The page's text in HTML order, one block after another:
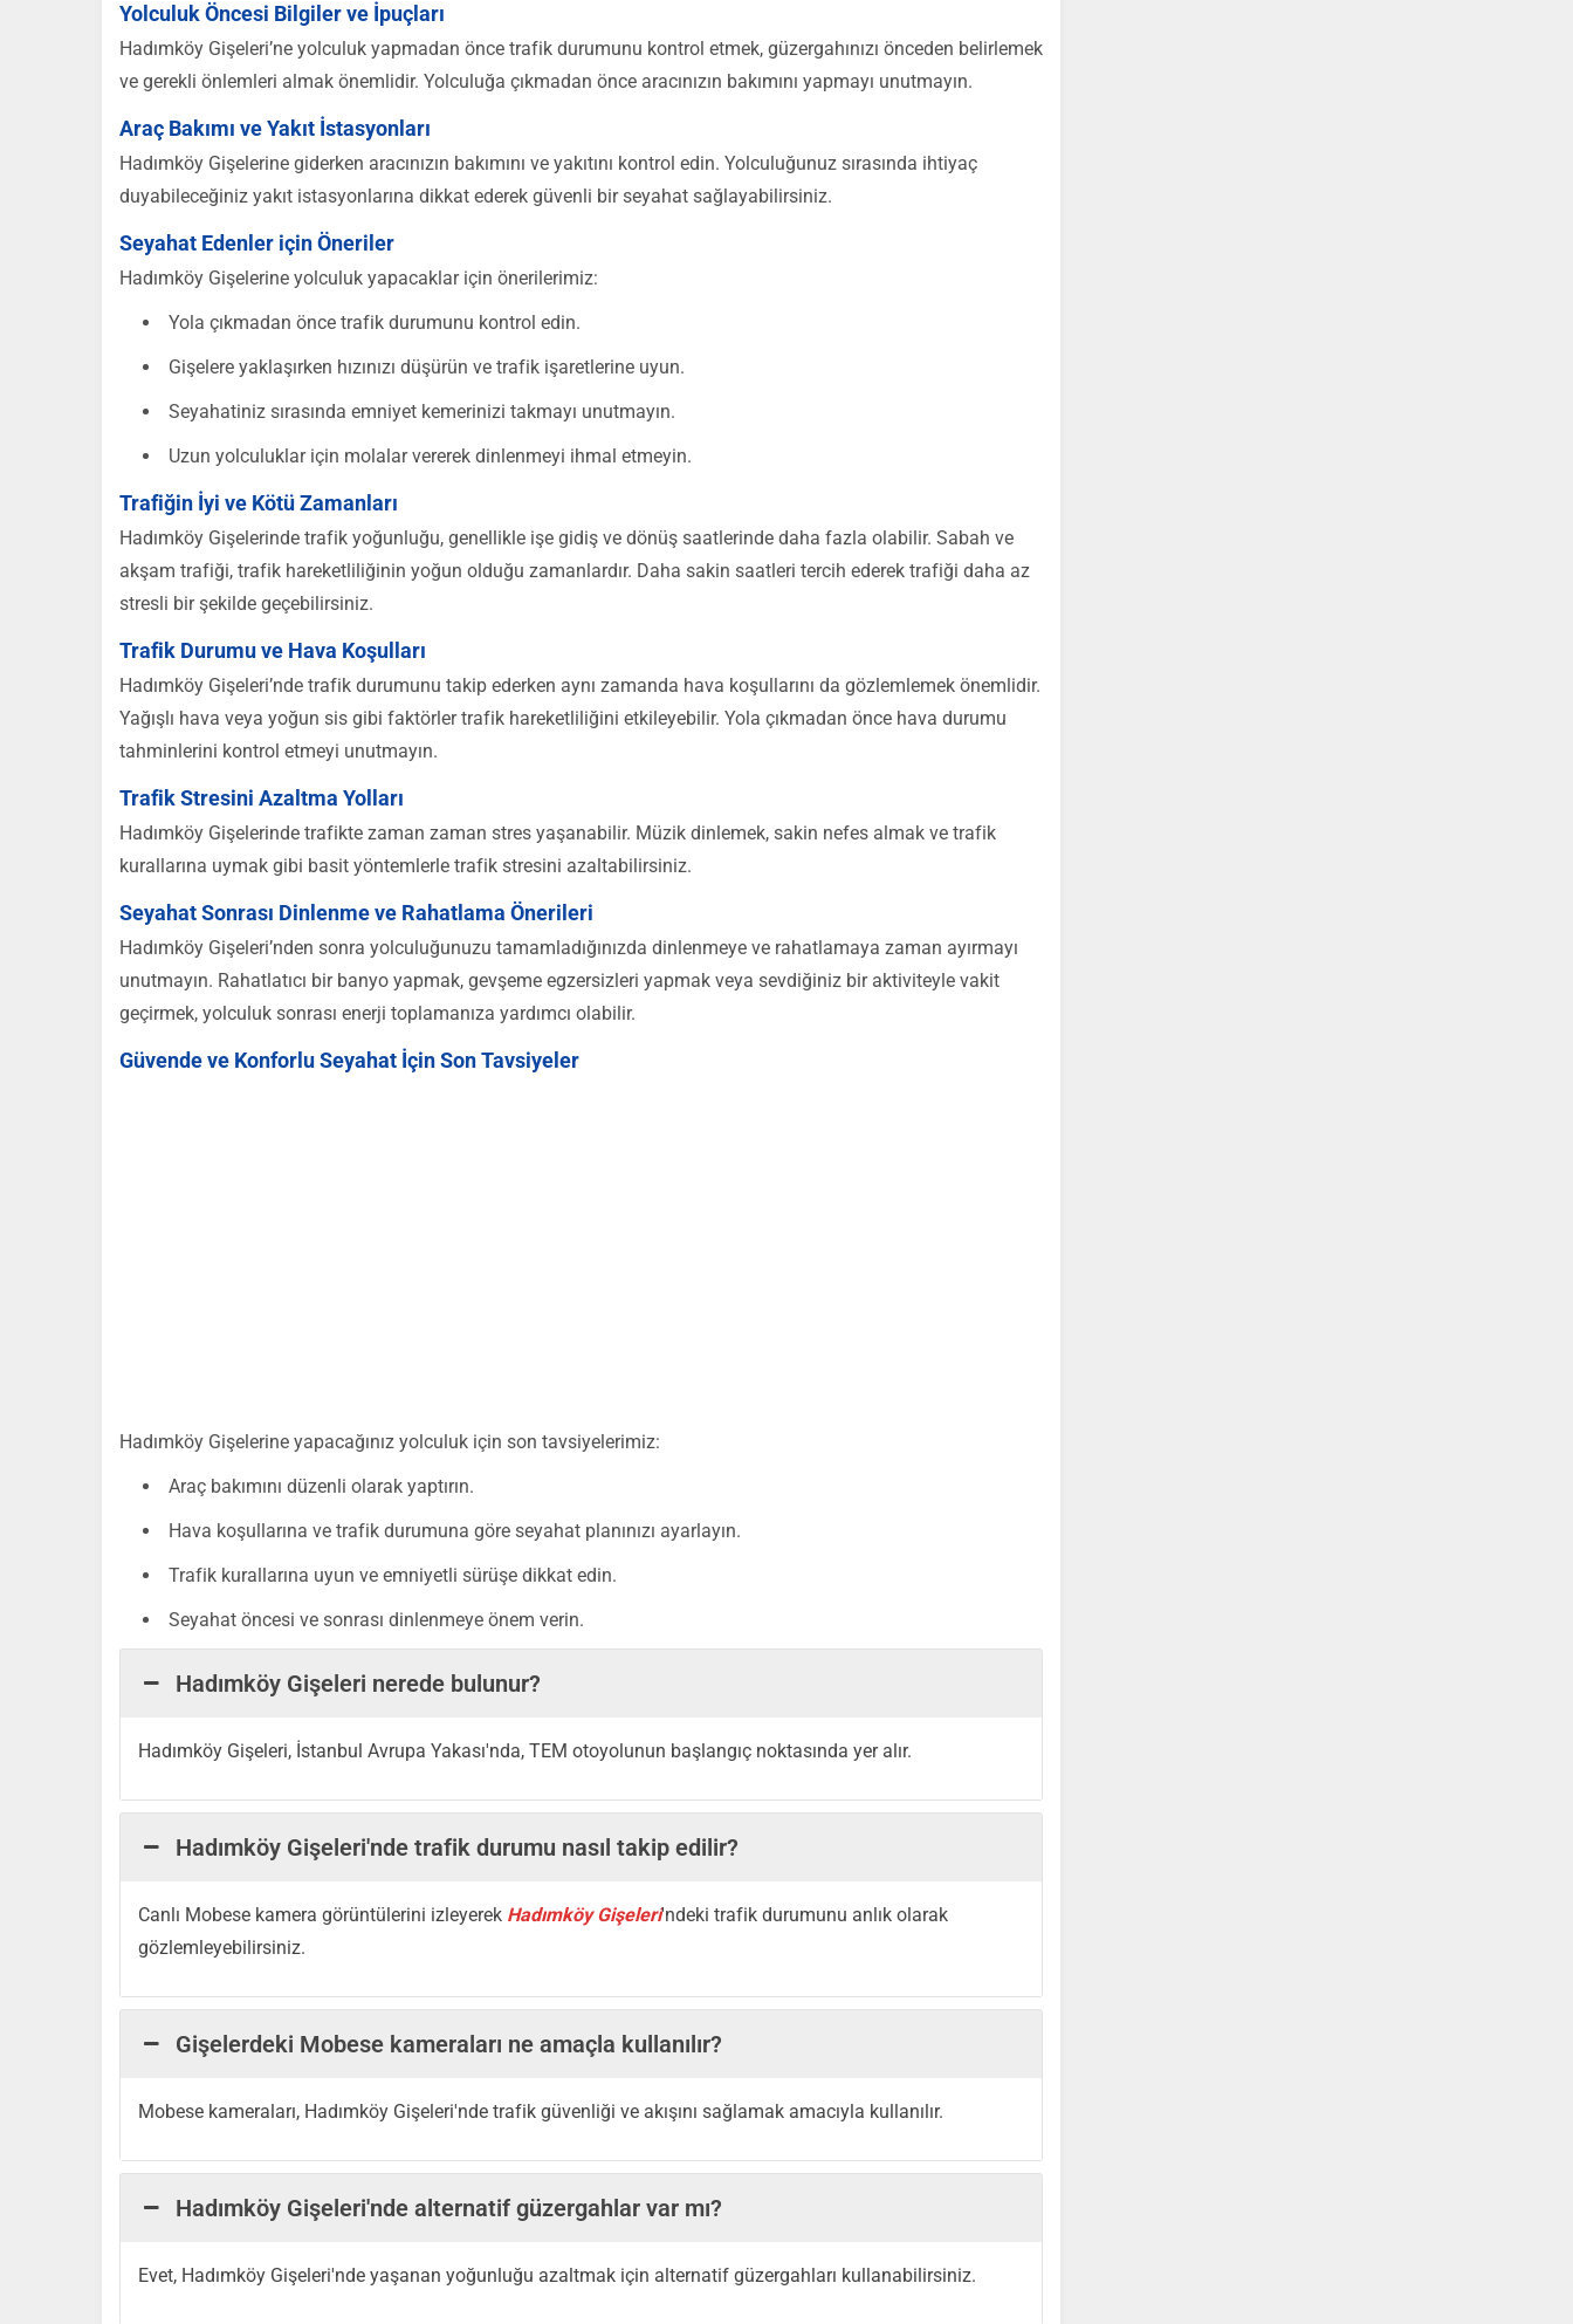
Yolculuk Öncesi Bilgiler ve İpuçları
Hadımköy Gişeleri’ne yolculuk yapmadan önce trafik durumunu kontrol etmek, güzergahınızı önceden belirlemek
ve gerekli önlemleri almak önemlidir. Yolculuğa çıkmadan önce aracınızın bakımını yapmayı unutmayın.
Araç Bakımı ve Yakıt İstasyonları
Hadımköy Gişelerine giderken aracınızın bakımını ve yakıtını kontrol edin. Yolculuğunuz sırasında ihtiyaç
duyabileceğiniz yakıt istasyonlarına dikkat ederek güvenli bir seyahat sağlayabilirsiniz.
Seyahat Edenler için Öneriler
Hadımköy Gişelerine yolculuk yapacaklar için önerilerimiz:
Yola çıkmadan önce trafik durumunu kontrol edin.
Gişelere yaklaşırken hızınızı düşürün ve trafik işaretlerine uyun.
Seyahatiniz sırasında emniyet kemerinizi takmayı unutmayın.
Uzun yolculuklar için molalar vererek dinlenmeyi ihmal etmeyin.
Trafiğin İyi ve Kötü Zamanları
Hadımköy Gişelerinde trafik yoğunluğu, genellikle işe gidiş ve dönüş saatlerinde daha fazla olabilir. Sabah ve
akşam trafiği, trafik hareketliliğinin yoğun olduğu zamanlardır. Daha sakin saatleri tercih ederek trafiği daha az
stresli bir şekilde geçebilirsiniz.
Trafik Durumu ve Hava Koşulları
Hadımköy Gişeleri’nde trafik durumunu takip ederken aynı zamanda hava koşullarını da gözlemlemek önemlidir.
Yağışlı hava veya yoğun sis gibi faktörler trafik hareketliliğini etkileyebilir. Yola çıkmadan önce hava durumu
tahminlerini kontrol etmeyi unutmayın.
Trafik Stresini Azaltma Yolları
Hadımköy Gişelerinde trafikte zaman zaman stres yaşanabilir. Müzik dinlemek, sakin nefes almak ve trafik
kurallarına uymak gibi basit yöntemlerle trafik stresini azaltabilirsiniz.
Seyahat Sonrası Dinlenme ve Rahatlama Önerileri
Hadımköy Gişeleri’nden sonra yolculuğunuzu tamamladığınızda dinlenmeye ve rahatlamaya zaman ayırmayı
unutmayın. Rahatlatıcı bir banyo yapmak, gevşeme egzersizleri yapmak veya sevdiğiniz bir aktiviteyle vakit
geçirmek, yolculuk sonrası enerji toplamanıza yardımcı olabilir.
Güvende ve Konforlu Seyahat İçin Son Tavsiyeler
Hadımköy Gişelerine yapacağınız yolculuk için son tavsiyelerimiz:
Araç bakımını düzenli olarak yaptırın.
Hava koşullarına ve trafik durumuna göre seyahat planınızı ayarlayın.
Trafik kurallarına uyun ve emniyetli sürüşe dikkat edin.
Seyahat öncesi ve sonrası dinlenmeye önem verin.
Hadımköy Gişeleri nerede bulunur?
Hadımköy Gişeleri, İstanbul Avrupa Yakası'nda, TEM otoyolunun başlangıç noktasında yer alır.
Hadımköy Gişeleri'nde trafik durumu nasıl takip edilir?
Canlı Mobese kamera görüntülerini izleyerek Hadımköy Gişeleri'ndeki trafik durumunu anlık olarak
gözlemleyebilirsiniz.
Gişelerdeki Mobese kameraları ne amaçla kullanılır?
Mobese kameraları, Hadımköy Gişeleri'nde trafik güvenliği ve akışını sağlamak amacıyla kullanılır.
Hadımköy Gişeleri'nde alternatif güzergahlar var mı?
Evet, Hadımköy Gişeleri'nde yaşanan yoğunluğu azaltmak için alternatif güzergahları kullanabilirsiniz.